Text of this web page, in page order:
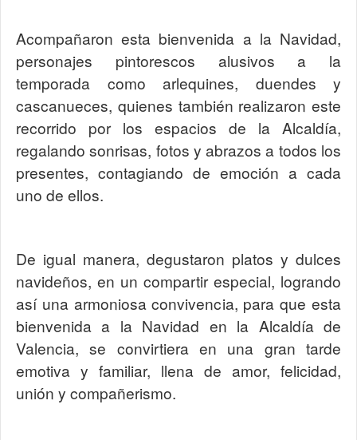
Acompañaron esta bienvenida a la Navidad,
personajes pintorescos alusivos a la
temporada como arlequines, duendes y
cascanueces, quienes también realizaron este
recorrido por los espacios de la Alcaldía,
regalando sonrisas, fotos y abrazos a todos los
presentes, contagiando de emoción a cada
uno de ellos.
De igual manera, degustaron platos y dulces
navideños, en un compartir especial, logrando
así una armoniosa convivencia, para que esta
bienvenida a la Navidad en la Alcaldía de
Valencia, se convirtiera en una gran tarde
emotiva y familiar, llena de amor, felicidad,
unión y compañerismo.